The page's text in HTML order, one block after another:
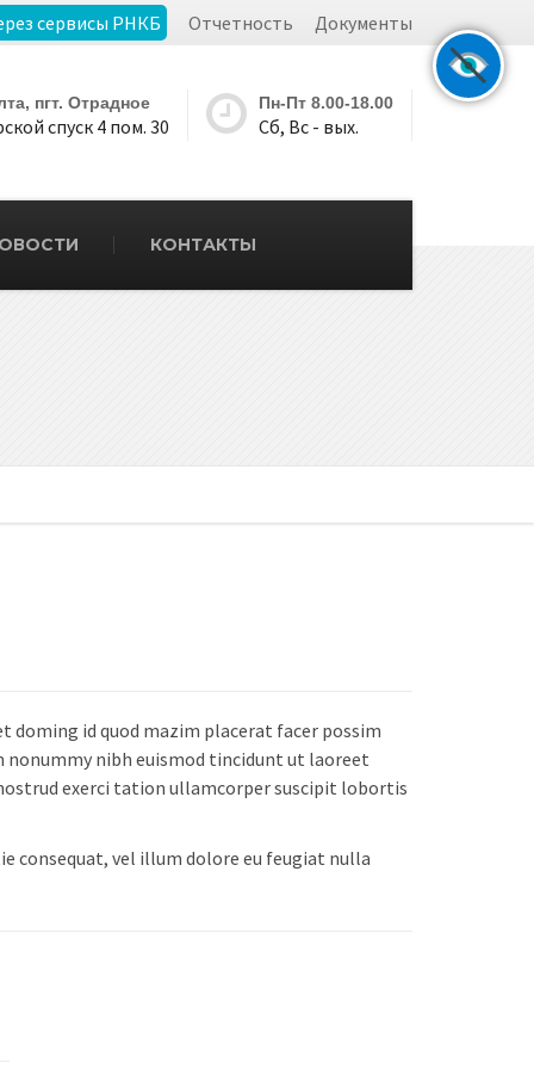
сервисы РНКБ Отчетность Документы
пгт. Отрадное
спуск 4 пом. 30
Пн-Пт 8.00-18.00
Сб, Вс - вых.
КОНТАКТЫ
id quod mazim placerat facer possim
nonummy nibh euismod tincidunt ut laoreet
exerci tation ullamcorper suscipit lobortis
consequat, vel illum dolore eu feugiat nulla